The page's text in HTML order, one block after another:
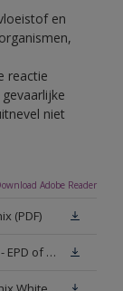
en
reactie
niet
Adobe Reader
(PDF)
Sikkens Exterior Solventbased Laquers - EPD of Milieuproductverklaring